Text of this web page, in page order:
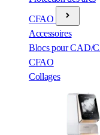
CFAO
Accessoires
Blocs pour CAD/
CFAO
Collages